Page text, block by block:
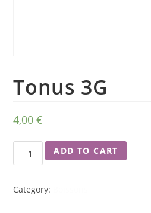
Tonus 3G
4,00€
ADD TO CART
Category: